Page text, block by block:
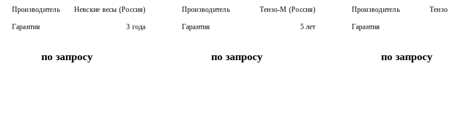
Производитель Невские весы (Россия)
Гарантия 3 года
по запросу
Производитель Тензо-М (Россия)
Гарантия 5 лет
по запросу
Производитель Тензо-М
Гарантия
по запросу